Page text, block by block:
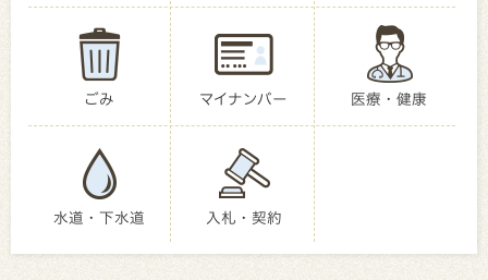
ごみ マイナンバー 医療・健康
水道・下水道 入札・契約